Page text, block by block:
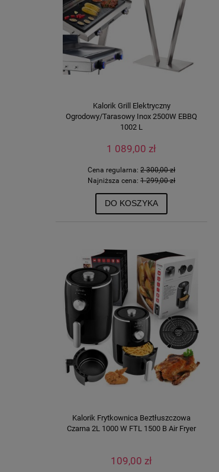
Kalorik Grill Elektryczny
Ogrodowy/Tarasowy Inox 2500W EBBQ
1002 L
1 089,00 zł
Cena regularna: 2 300,00 zł
Najniższa cena: 1 299,00 zł
DO KOSZYKA
Kalorik Frytkownica Beztłuszczowa
Czarna 2L 1000 W FTL 1500 B Air Fryer
109,00 zł